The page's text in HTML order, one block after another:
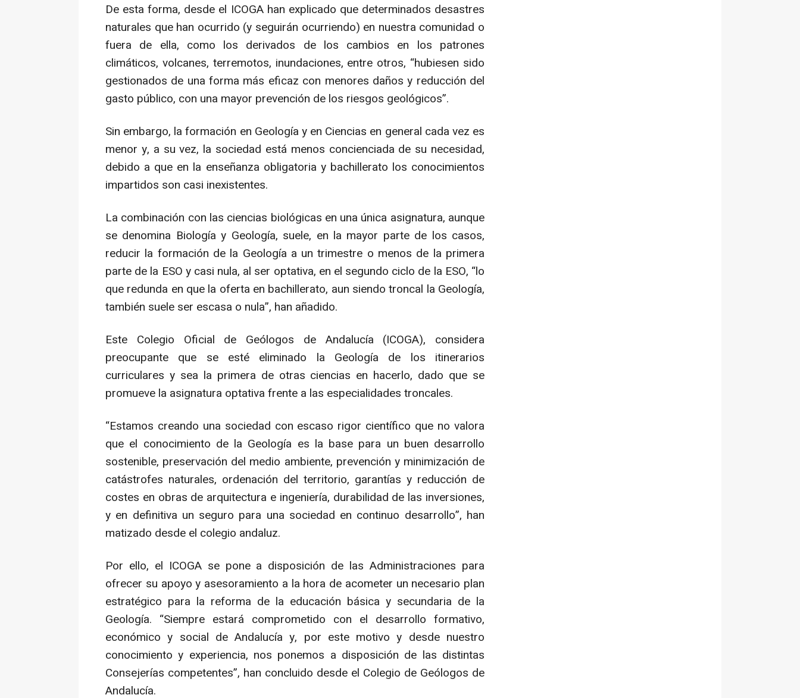
De esta forma, desde el ICOGA han explicado que determinados desastres
naturales que han ocurrido (y seguirán ocurriendo) en nuestra comunidad o
fuera de ella, como los derivados de los cambios en los patrones
climáticos, volcanes, terremotos, inundaciones, entre otros, “hubiesen sido
gestionados de una forma más eficaz con menores daños y reducción del
gasto público, con una mayor prevención de los riesgos geológicos”.
Sin embargo, la formación en Geología y en Ciencias en general cada vez es
menor y, a su vez, la sociedad está menos concienciada de su necesidad,
debido a que en la enseñanza obligatoria y bachillerato los conocimientos
impartidos son casi inexistentes.
La combinación con las ciencias biológicas en una única asignatura, aunque
se denomina Biología y Geología, suele, en la mayor parte de los casos,
reducir la formación de la Geología a un trimestre o menos de la primera
parte de la ESO y casi nula, al ser optativa, en el segundo ciclo de la ESO, “lo
que redunda en que la oferta en bachillerato, aun siendo troncal la Geología,
también suele ser escasa o nula”, han añadido.
Este Colegio Oficial de Geólogos de Andalucía (ICOGA), considera
preocupante que se esté eliminado la Geología de los itinerarios
curriculares y sea la primera de otras ciencias en hacerlo, dado que se
promueve la asignatura optativa frente a las especialidades troncales.
“Estamos creando una sociedad con escaso rigor científico que no valora
que el conocimiento de la Geología es la base para un buen desarrollo
sostenible, preservación del medio ambiente, prevención y minimización de
catástrofes naturales, ordenación del territorio, garantías y reducción de
costes en obras de arquitectura e ingeniería, durabilidad de las inversiones,
y en definitiva un seguro para una sociedad en continuo desarrollo”, han
matizado desde el colegio andaluz.
Por ello, el ICOGA se pone a disposición de las Administraciones para
ofrecer su apoyo y asesoramiento a la hora de acometer un necesario plan
estratégico para la reforma de la educación básica y secundaria de la
Geología. “Siempre estará comprometido con el desarrollo formativo,
económico y social de Andalucía y, por este motivo y desde nuestro
conocimiento y experiencia, nos ponemos a disposición de las distintas
Consejerías competentes”, han concluido desde el Colegio de Geólogos de
Andalucía.